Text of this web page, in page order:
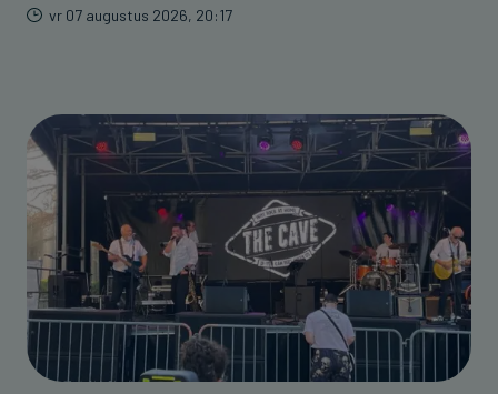
vr 07 augustus 2026, 20:17